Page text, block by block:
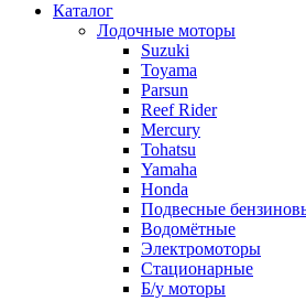
Каталог
Лодочные моторы
Suzuki
Toyama
Parsun
Reef Rider
Mercury
Tohatsu
Yamaha
Honda
Подвесные
Водомётные
Электромоторы
Стационарные
Б/у моторы